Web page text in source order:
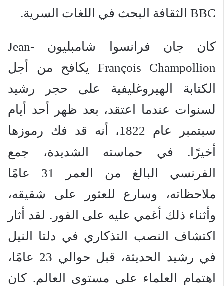
BBC الثقافة البحث في اللغات السرية.
كان جان فرانسوا شامبليون Jean-
François Champollion يكافح من أجل
الكتابة الهيروغليفية على حجر رشيد
لسنوات عندما اعتقد، بعد ظهر أحد أيام
سبتمبر عام 1822، أنه قد فك رموزها
أخيرًا. في حماسته الشديدة، جمع
الفرنسي البالغ من العمر 31 عامًا
ملاحظاته، وسارع للعثور على شقيقه،
وأثناء ذلك أغمي عليه على الفور. لقد أثار
اكتشاف النصب التذكاري في دلتا النيل
في رشيد الحديثة، قبل حوالي 23 عامًا،
اهتمام العلماء على مستوى العالم. كان